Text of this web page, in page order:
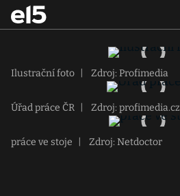
Ilustrační foto Zdroj: Profimedia
Úřad práce ČR Zdroj: profimedia.cz
práce ve stoje Zdroj: Netdoctor